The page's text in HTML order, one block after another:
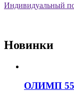
Индивидуальный
Новинки
ОЛИМП